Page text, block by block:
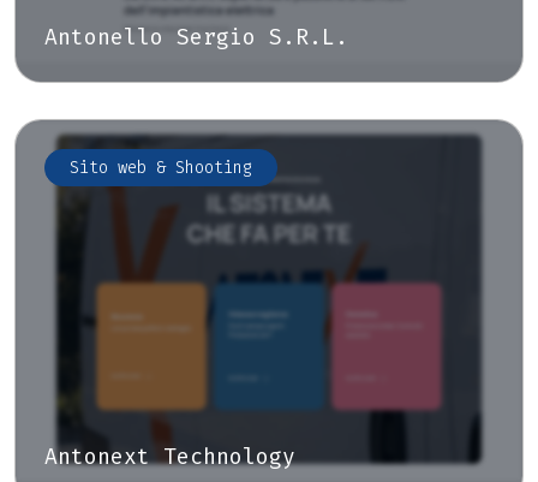
Antonello Sergio S.R.L.
Sito web & Shooting
Antonext Technology